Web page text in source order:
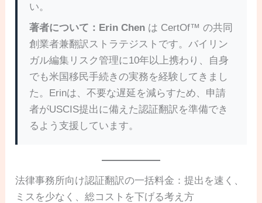
い。
著者について： Erin Chen は CertOf™ の共同
創業者兼翻訳ストラテジストです。バイリン
ガル編集リスク管理に10年以上携わり、自身
でも米国移民手続きの実務を経験してきまし
た。Erinは、不要な遅延を減らすため、申請
者がUSCIS提出に備えた認証翻訳を準備でき
るよう支援しています。
法律事務所向け認証翻訳の一括料金：提出を速く、
ミスを少なく、総コストを下げる考え方